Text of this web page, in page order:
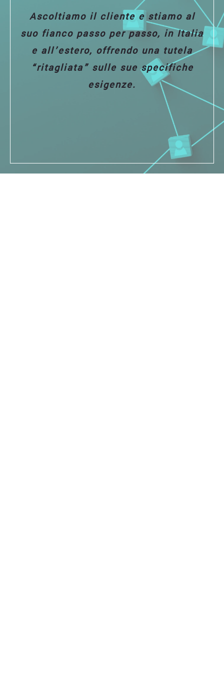
Ascoltiamo il cliente e stiamo al
suo fianco passo per passo, in Italia
e all’estero, offrendo una tutela
“ritagliata” sulle sue specifiche
esigenze.